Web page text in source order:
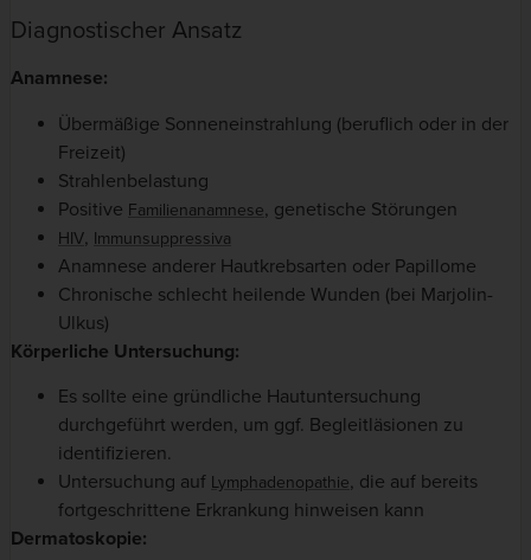
Diagnostischer Ansatz
Anamnese:
Übermäßige Sonneneinstrahlung (beruflich oder in der
Freizeit)
Strahlenbelastung
Positive Familienanamnese, genetische Störungen
HIV, Immunsuppressiva
Anamnese anderer Hautkrebsarten oder Papillome
Chronische schlecht heilende Wunden (bei Marjolin-
Ulkus)
Körperliche Untersuchung:
Es sollte eine gründliche Hautuntersuchung
durchgeführt werden, um ggf. Begleitläsionen zu
identifizieren.
Untersuchung auf Lymphadenopathie, die auf bereits
fortgeschrittene Erkrankung hinweisen kann
Dermatoskopie: